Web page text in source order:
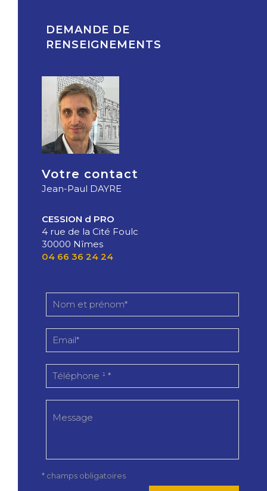
DEMANDE DE
RENSEIGNEMENTS
Votre contact
Jean-Paul DAYRE
CESSION d PRO
4 rue de la Cité Foulc
30000 Nîmes
04 66 36 24 24
* champs obligatoires